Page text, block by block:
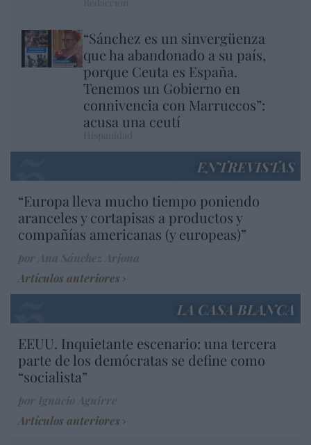
“Sánchez es un sinvergüenza
que ha abandonado a su país,
porque Ceuta es España.
Tenemos un Gobierno en
connivencia con Marruecos”:
acusa una ceutí
ENTREVISTAS
“Europa lleva mucho tiempo poniendo
aranceles y cortapisas a productos y
compañías americanas (y europeas)”
Artículos anteriores
LA CASA BLANCA
EEUU. Inquietante escenario: una tercera
parte de los demócratas se define como
“socialista”
Artículos anteriores